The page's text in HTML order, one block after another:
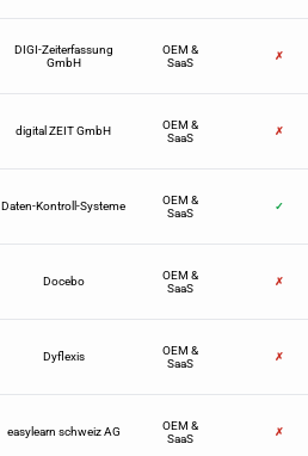
DIGI-Zeiterfassung
GmbH
OEM &
SaaS
✗
digital ZEIT GmbH
OEM &
SaaS
✗
Daten-Kontroll-Systeme
OEM &
SaaS
✓
Docebo
OEM &
SaaS
✗
Dyflexis
OEM &
SaaS
✗
easylearn schweiz AG
OEM &
SaaS
✗